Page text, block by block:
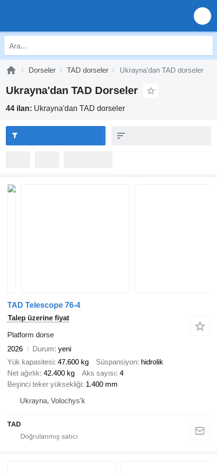
Dorseler TAD dorseler Ukrayna'dan TAD dorseler
Ukrayna'dan TAD Dorseler
44 ilan: Ukrayna'dan TAD dorseler
TAD Telescope 76-4
Talep üzerine fiyat
Platform dorse
2026
Durum yeni
Yük kapasitesi 47.600 kg Süspansiyon hidrolik
Net ağırlık 42.400 kg Aks sayısı 4
Beşinci teker yüksekliği 1.400 mm
Ukrayna, Volochys'k
TAD